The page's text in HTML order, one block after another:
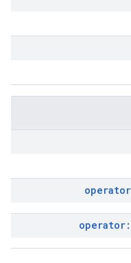
operator
operator